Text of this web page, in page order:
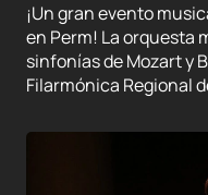
¡Un gran evento
en Perm! La orquesta
sinfonías de Mozart y
Filarmónica Regional